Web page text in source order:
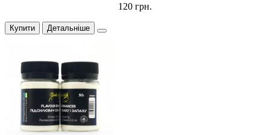
120 грн.
Купити Детальніше